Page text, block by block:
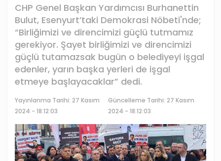
CHP Genel Başkan Yardımcısı Burhanettin
Bulut, Esenyurt’taki Demokrasi Nöbeti'nde;
“Birliğimizi ve direncimizi güçlü tutmamız
gerekiyor. Şayet birliğimizi ve direncimizi
güçlü tutamazsak bugün o belediyeyi işgal
edenler, yarın başka yerleri de işgal
etmeye başlayacaklar” dedi.
Yayınlanma Tarihi: 27 Kasım
2024 - 18:12:03
Güncelleme Tarihi: 27 Kasım
2024 - 18:12:03